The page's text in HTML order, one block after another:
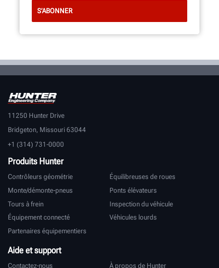
11250 Hunter Drive
Bridgeton, Missouri 63044
+1 (314) 731-0000
Produits Hunter
Contrôleurs géométrie
Équilibreuses de roues
Monte/démonte-pneus
Ponts élévateurs
Tours à frein
Inspection du véhicule
Équipement connecté
Véhicules lourds
Partenaires équipementiers
Aide et support
Contactez-nous À propos de Hunter